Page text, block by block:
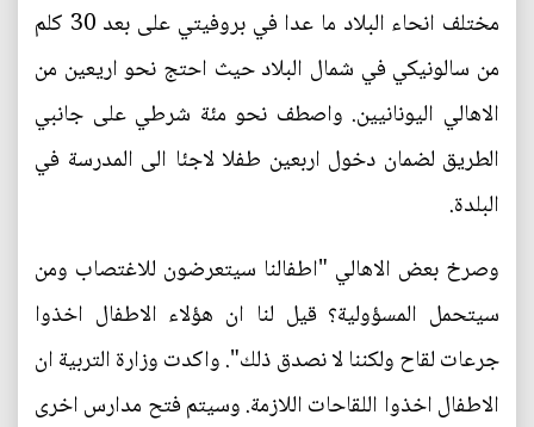
مختلف انحاء البلاد ما عدا في بروفيتي على بعد 30 كلم
من سالونيكي في شمال البلاد حيث احتج نحو اريعين من
الاهالي اليونانيين. واصطف نحو مئة شرطي على جانبي
الطريق لضمان دخول اربعين طفلا لاجئا الى المدرسة في
البلدة.
وصرخ بعض الاهالي "اطفالنا سيتعرضون للاغتصاب ومن
سيتحمل المسؤولية؟ قيل لنا ان هؤلاء الاطفال اخذوا
جرعات لقاح ولكننا لا نصدق ذلك". واكدت وزارة التربية ان
الاطفال اخذوا اللقاحات اللازمة. وسيتم فتح مدارس اخرى